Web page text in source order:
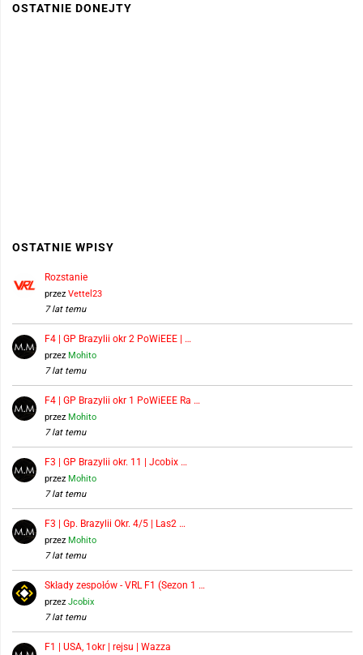
OSTATNIE DONEJTY
OSTATNIE WPISY
Rozstanie
przez Vettel23
7 lat temu
F4 | GP Brazylii okr 2 PoWiEEE | …
przez Mohito
7 lat temu
F4 | GP Brazylii okr 1 PoWiEEE Ra …
przez Mohito
7 lat temu
F3 | GP Brazylii okr. 11 | Jcobix …
przez Mohito
7 lat temu
F3 | Gp. Brazylii Okr. 4/5 | Las2 …
przez Mohito
7 lat temu
Składy zespołów - VRL F1 (Sezon 1 …
przez Jcobix
7 lat temu
F1 | USA, 1okr | rejsu | Wazza